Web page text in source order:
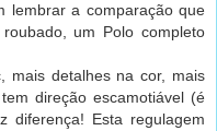
lembrar a comparação que
um Polo completo
mais detalhes na cor, mais
direção escamotiável (é
diferença! Esta regulagem